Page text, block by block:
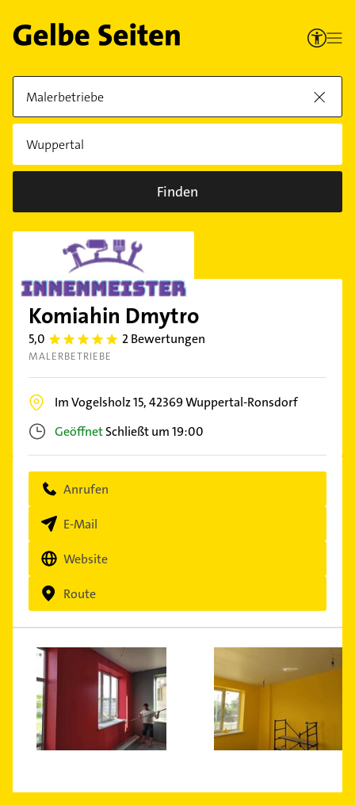
Finden
Komiahin Dmytro
5,0 5.0 2 Bewertungen
MALERBETRIEBE
Im Vogelsholz 15,42369Wuppertal-Ronsdorf
GeöffnetSchließt um 19:00
Anrufen
E-Mail
Website
Route